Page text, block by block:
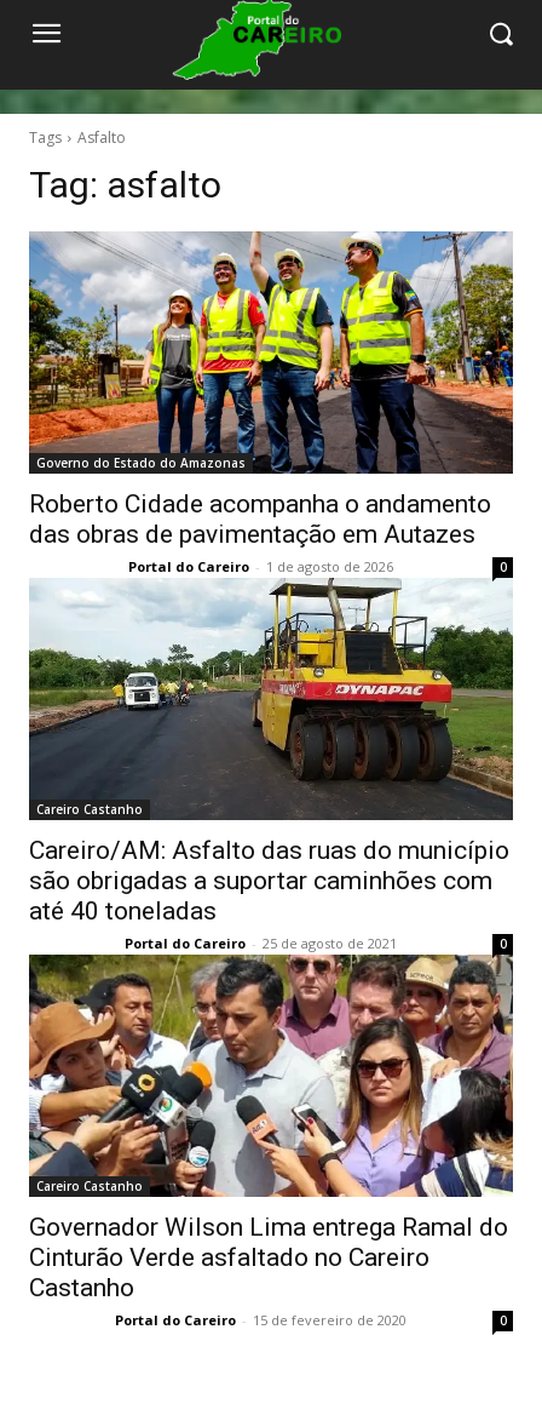
Tags Asfalto
Tag: asfalto
Governo do Estado do Amazonas
Roberto Cidade acompanha o andamento
das obras de pavimentação em Autazes
Portal do Careiro - 1 de agosto de 2026 0
Careiro Castanho
Careiro/AM: Asfalto das ruas do município
são obrigadas a suportar caminhões com
até 40 toneladas
Portal do Careiro - 25 de agosto de 2021 0
Careiro Castanho
Governador Wilson Lima entrega Ramal do
Cinturão Verde asfaltado no Careiro
Castanho
Portal do Careiro - 15 de fevereiro de 2020 0